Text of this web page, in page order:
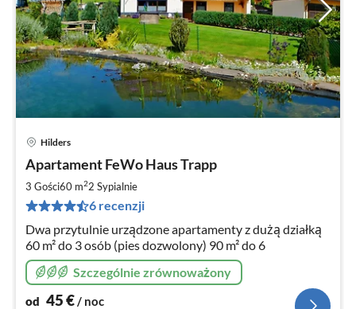
Hilders
Apartament FeWo Haus Trapp
3 Gości60 m22 Sypialnie
6 recenzji
Dwa przytulnie urządzone apartamenty z dużą działką
60 m² do 3 osób (pies dozwolony) 90 m² do 6
Szczególnie zrównoważony
od 45€/ noc